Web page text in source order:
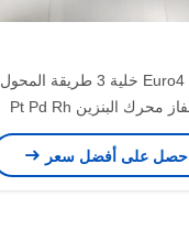
Euro4 600 خلية 3 طريقة المحول
الحفاز محرك البنزين Pt Pd Rh
المعدنية
احصل على أفضل سعر